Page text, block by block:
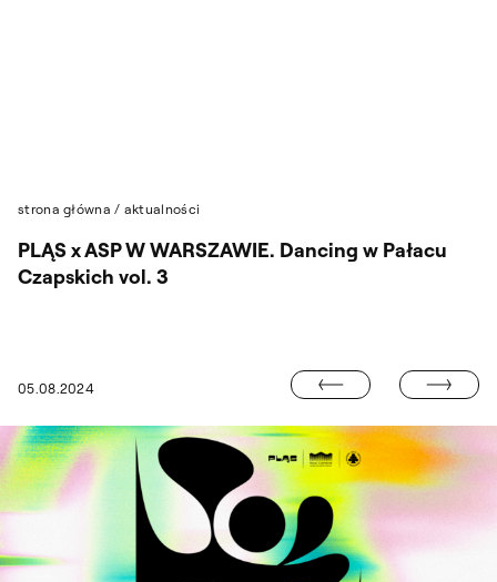
strona główna / aktualności
05.08.2024
PLĄS x ASP W WARSZAWIE. Dancing w Pałacu
Czapskich vol. 3
WILBIK I JANUSZ STANNY W KRÓLESTWIE ILUSTRACJI”
„TYPOWA